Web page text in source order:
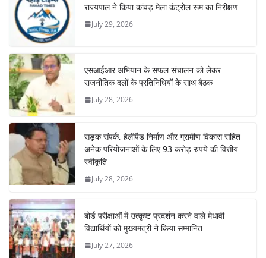
राज्यपाल ने किया कांवड़ मेला कंट्रोल रूम का निरीक्षण
July 29, 2026
एसआईआर अभियान के सफल संचालन को लेकर
राजनीतिक दलों के प्रतिनिधियों के साथ बैठक
July 28, 2026
सड़क संपर्क, हेलीपैड निर्माण और ग्रामीण विकास सहित
अनेक परियोजनाओं के लिए 93 करोड़ रुपये की वित्तीय
स्वीकृति
July 28, 2026
बोर्ड परीक्षाओं में उत्कृष्ट प्रदर्शन करने वाले मेधावी
विद्यार्थियों को मुख्यमंत्री ने किया सम्मानित
July 27, 2026